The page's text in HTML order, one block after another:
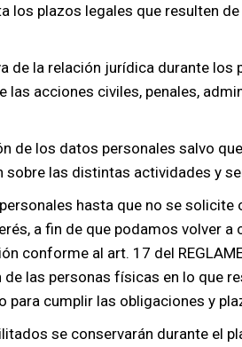
los plazos legales que resulten
de la relación jurídica durante
acciones civiles, penales,
de los datos personales salvo
las distintas actividades y
hasta que no se
a fin de que podamos volver
al art. 17 del
las personas físicas en lo que
cumplir las obligaciones y
se conservarán durante el